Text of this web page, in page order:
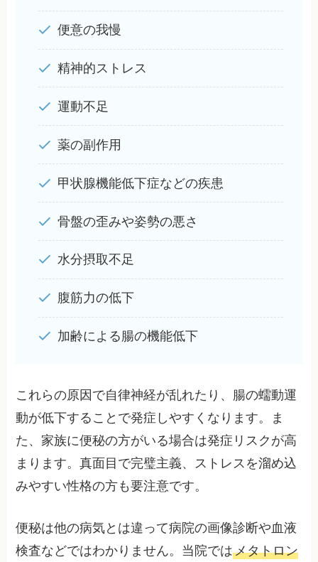
便意の我慢
精神的ストレス
運動不足
薬の副作用
甲状腺機能低下症などの疾患
骨盤の歪みや姿勢の悪さ
水分摂取不足
腹筋力の低下
加齢による腸の機能低下
これらの原因で自律神経が乱れたり、腸の蠕動運
動が低下することで発症しやすくなります。ま
た、家族に便秘の方がいる場合は発症リスクが高
まります。真面目で完璧主義、ストレスを溜め込
みやすい性格の方も要注意です。
便秘は他の病気とは違って病院の画像診断や血液
検査などではわかりません。当院ではメタトロン